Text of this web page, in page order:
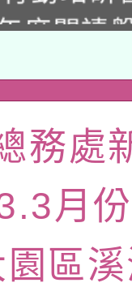
度閱讀
師名單
學軟體
函釋公
請許可
署委託
辦理「
(星期六
務處
月
區